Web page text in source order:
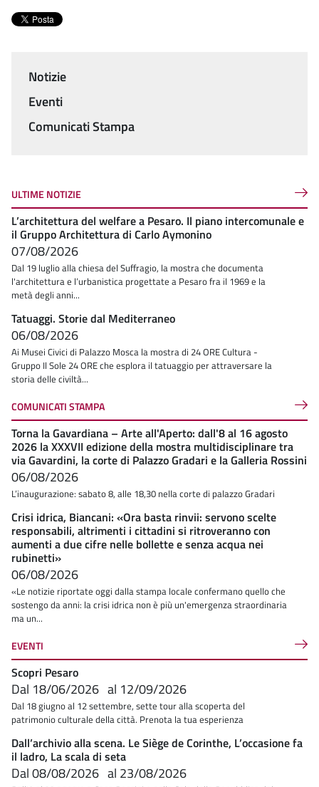
Menu
Notizie
Eventi
Comunicati Stampa
ULTIME NOTIZIE
L’architettura del welfare a Pesaro. Il piano intercomunale e
il Gruppo Architettura di Carlo Aymonino
07/08/2026
Dal 19 luglio alla chiesa del Suffragio, la mostra che documenta
l'architettura e l’urbanistica progettate a Pesaro fra il 1969 e la
metà degli anni...
Tatuaggi. Storie dal Mediterraneo
06/08/2026
Ai Musei Civici di Palazzo Mosca la mostra di 24 ORE Cultura -
Gruppo Il Sole 24 ORE che esplora il tatuaggio per attraversare la
storia delle civiltà...
COMUNICATI STAMPA
Torna la Gavardiana – Arte all'Aperto: dall'8 al 16 agosto
2026 la XXXVII edizione della mostra multidisciplinare tra
via Gavardini, la corte di Palazzo Gradari e la Galleria Rossini
06/08/2026
L’inaugurazione: sabato 8, alle 18,30 nella corte di palazzo Gradari
Crisi idrica, Biancani: «Ora basta rinvii: servono scelte
responsabili, altrimenti i cittadini si ritroveranno con
aumenti a due cifre nelle bollette e senza acqua nei
rubinetti»
06/08/2026
«Le notizie riportate oggi dalla stampa locale confermano quello che
sostengo da anni: la crisi idrica non è più un'emergenza straordinaria
ma un...
EVENTI
Scopri Pesaro
Dal 18/06/2026 al 12/09/2026
Dal 18 giugno al 12 settembre, sette tour alla scoperta del
patrimonio culturale della città. Prenota la tua esperienza
Dall’archivio alla scena. Le Siège de Corinthe, L’occasione fa
il ladro, La scala di seta
Dal08/08/2026 al 23/08/2026